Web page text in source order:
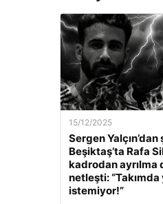
15/12/2025
Sergen
Beşiktaş’ta Rafa
kadrodan ayrılma
netleşti:
istemiyor!”